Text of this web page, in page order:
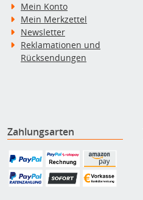
Mein Konto
Mein Merkzettel
Newsletter
Reklamationen und
Rücksendungen
Zahlungsarten